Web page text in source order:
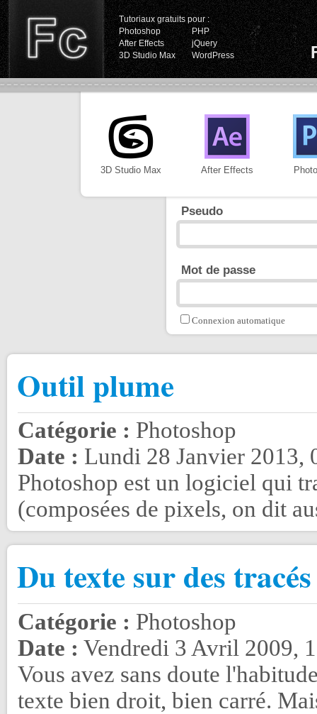
Tutoriaux gratuits pour :
Photoshop
PHP
After Effects
jQuery
3D Studio Max
WordPress
3D Studio Max After Effects
Pseudo
Mot de passe
Connexion automatique
Outil plume
Catégorie : Photoshop
Date : Lundi 28 Janvier 2013,
Photoshop est un logiciel qui
(composées de pixels, on dit
Du texte sur des tracés
Catégorie : Photoshop
Date : Vendredi 3 Avril 2009,
Vous avez sans doute
texte bien droit, bien carré.